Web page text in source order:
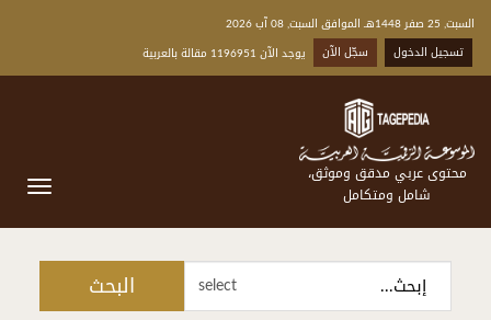
السبت, 25 صفر 1448هـ الموافق السبت, 08 آب 2026
تسجيل الدخول
سجّل الآن يوجد الآن 1196951 مقالة بالعربية
محتوى عربي مدقق وموثق،
شامل ومتكامل
select البحث